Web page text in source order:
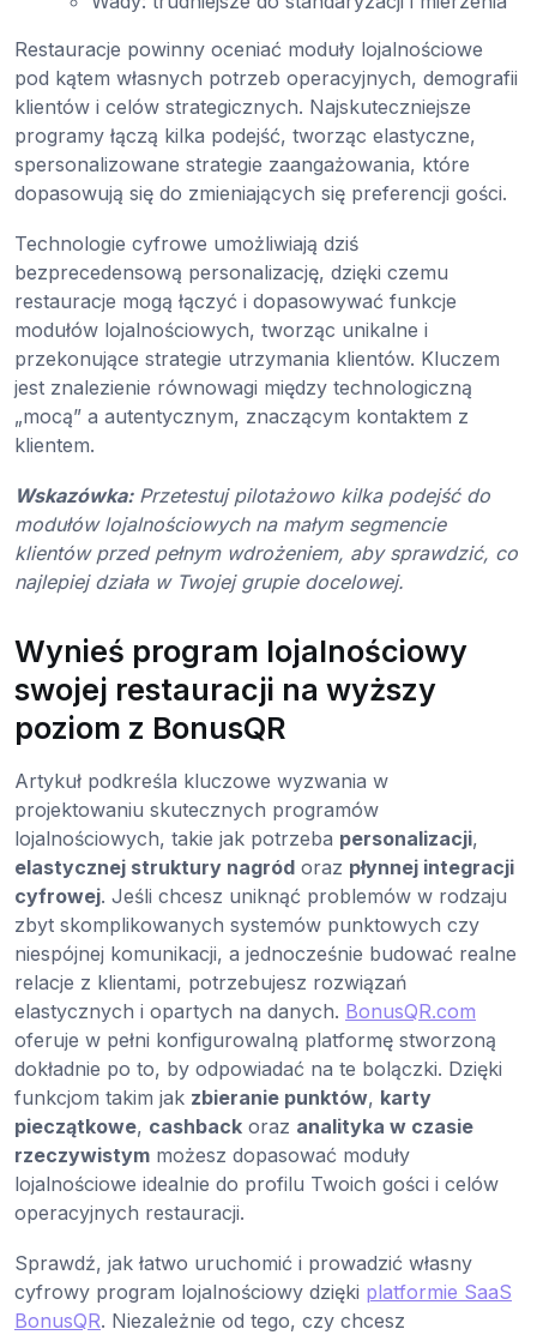
Restauracje powinny oceniać moduły lojalnościowe
pod kątem własnych potrzeb operacyjnych, demografii
klientów i celów strategicznych. Najskuteczniejsze
programy łączą kilka podejść, tworząc elastyczne,
spersonalizowane strategie zaangażowania, które
dopasowują się do zmieniających się preferencji gości.
Technologie cyfrowe umożliwiają dziś
bezprecedensową personalizację, dzięki czemu
restauracje mogą łączyć i dopasowywać funkcje
modułów lojalnościowych, tworząc unikalne i
przekonujące strategie utrzymania klientów. Kluczem
jest znalezienie równowagi między technologiczną
„mocą” a autentycznym, znaczącym kontaktem z
klientem.
Wskazówka: Przetestuj pilotażowo kilka podejść do
modułów lojalnościowych na małym segmencie
klientów przed pełnym wdrożeniem, aby sprawdzić, co
najlepiej działa w Twojej grupie docelowej.
Wynieś program lojalnościowy
swojej restauracji na wyższy
poziom z BonusQR
Artykuł podkreśla kluczowe wyzwania w
projektowaniu skutecznych programów
lojalnościowych, takie jak potrzeba personalizacji,
elastycznej struktury nagród oraz płynnej integracji
cyfrowej. Jeśli chcesz uniknąć problemów w rodzaju
zbyt skomplikowanych systemów punktowych czy
niespójnej komunikacji, a jednocześnie budować realne
relacje z klientami, potrzebujesz rozwiązań
elastycznych i opartych na danych. BonusQR.com
oferuje w pełni konfigurowalną platformę stworzoną
dokładnie po to, by odpowiadać na te bolączki. Dzięki
funkcjom takim jak zbieranie punktów, karty
pieczątkowe, cashback oraz analityka w czasie
rzeczywistym możesz dopasować moduły
lojalnościowe idealnie do profilu Twoich gości i celów
operacyjnych restauracji.
Sprawdź, jak łatwo uruchomić i prowadzić własny
cyfrowy program lojalnościowy dzięki platformie SaaS
BonusQR. Niezależnie od tego, czy chcesz